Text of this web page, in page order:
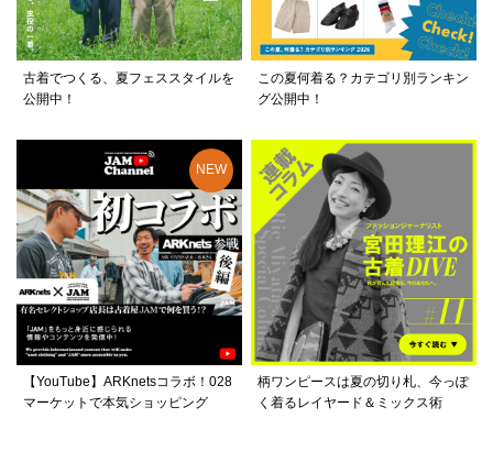
古着でつくる、夏フェススタイルを
公開中！
この夏何着る？カテゴリ別ランキン
グ公開中！
【YouTube】ARKnetsコラボ！028
マーケットで本気ショッピング
柄ワンピースは夏の切り札、今っぽ
く着るレイヤード＆ミックス術